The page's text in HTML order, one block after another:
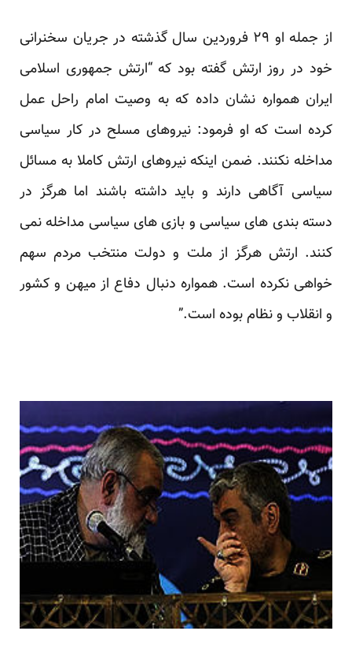
از جمله او ۲۹ فروردین سال گذشته در جریان سخنرانی
خود در روز ارتش گفته بود که “ارتش جمهوری اسلامی
ایران همواره نشان داده که به وصیت امام راحل عمل
کرده است که او فرمود: نیروهای مسلح در کار سیاسی
مداخله نکنند. ضمن اینکه نیروهای ارتش کاملا به مسائل
سیاسی آگاهی دارند و باید داشته باشند اما هرگز در
دسته بندی های سیاسی و بازی های سیاسی مداخله نمی
کنند. ارتش هرگز از ملت و دولت منتخب مردم سهم
خواهی نکرده است. همواره دنبال دفاع از میهن و کشور
و انقلاب و نظام بوده است.”